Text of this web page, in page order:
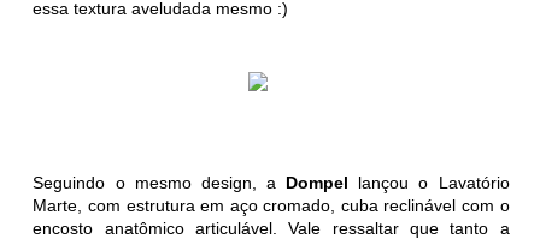
essa textura aveludada mesmo :)
Seguindo o mesmo design, a Dompel lançou o Lavatório
Marte, com estrutura em aço cromado, cuba reclinável com o
encosto anatômico articulável. Vale ressaltar que tanto a